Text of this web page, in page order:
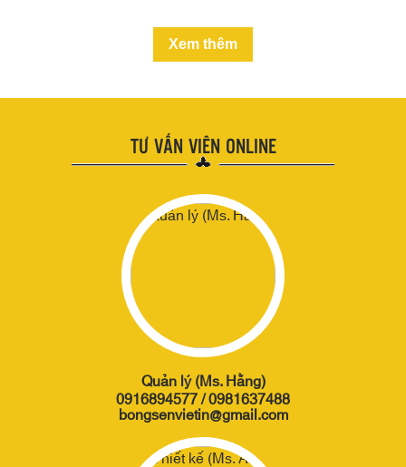
Xem thêm
TƯ VẤN VIÊN ONLINE
Quản lý (Ms. Hằng)
0916894577 / 0981637488
bongsenvietin@gmail.com